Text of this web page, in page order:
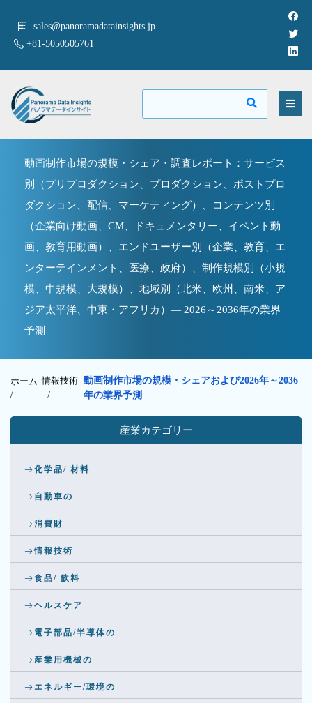
sales@panoramadatainsights.jp
+81-5050505761
動画制作市場の規模・シェア・調査レポート：サービス
別（プリプロダクション、プロダクション、ポストプロ
ダクション、配信、マーケティング）、コンテンツ別
（企業向け動画、CM、ドキュメンタリー、イベント動
画、教育用動画）、エンドユーザー別（企業、教育、エ
ンターテインメント、医療、政府）、制作規模別（小規
模、中規模、大規模）、地域別（北米、欧州、南米、ア
ジア太平洋、中東・アフリカ）― 2026～2036年の業界
予測
ホーム
/
情報技術
/
動画制作市場の規模・シェアおよび2026年～2036
年の業界予測
産業カテゴリー
化学品/ 材料
自動車の
消費財
情報技術
食品/ 飲料
ヘルスケア
電子部品/半導体の
産業用機械の
エネルギー/環境の